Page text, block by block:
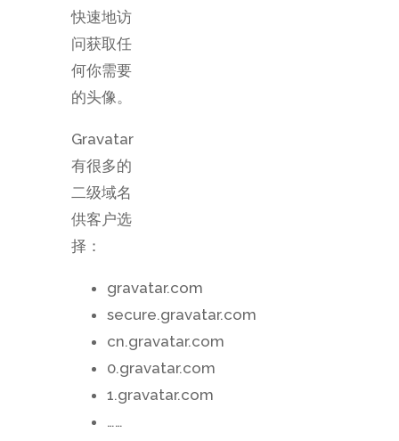
快速地访
问获取任
何你需要
的头像。
Gravatar
有很多的
二级域名
供客户选
择：
gravatar.com
secure.gravatar.com
cn.gravatar.com
0.gravatar.com
1.gravatar.com
……